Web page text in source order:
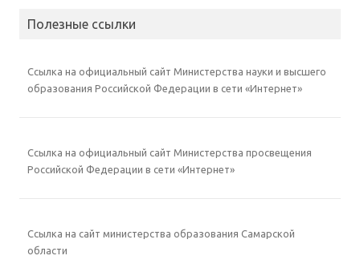
Полезные ссылки
Ссылка на официальный сайт Министерства науки и высшего
образования Российской Федерации в сети «Интернет»
Ссылка на официальный сайт Министерства просвещения
Российской Федерации в сети «Интернет»
Ссылка на сайт министерства образования Самарской
области